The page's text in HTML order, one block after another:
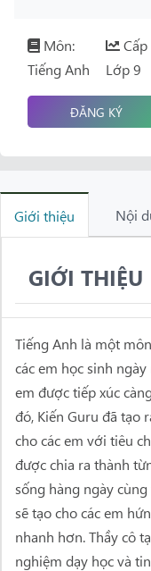
Môn:
Tiếng Anh
Lớp 9
ĐĂNG KÝ
Giới thiệu Nội
GIỚI THIỆU
Tiếng Anh là một
các em học sinh
em được tiếp xúc
đó, Kiến Guru đã tạo
cho các em với tiêu
được chia ra thành
sống hàng ngày
sẽ tạo cho các em
nhanh hơn. Thầy cô
nghiệm dạy học và